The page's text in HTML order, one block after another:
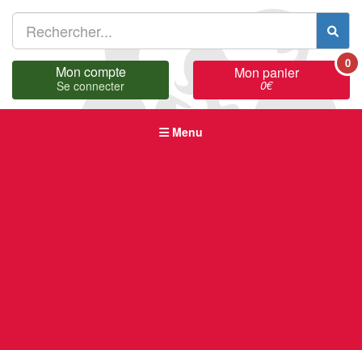
Mon compte
Se connecter
Mon panier
0€
0
Menu